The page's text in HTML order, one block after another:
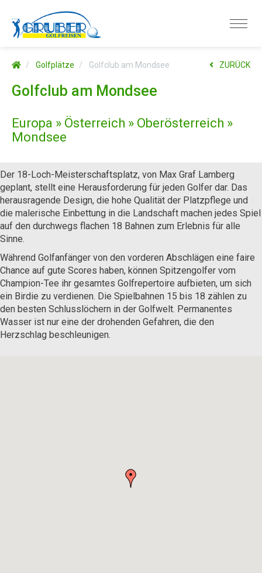
Golfplätze Golfclub am Mondsee ZURÜCK
Golfclub am Mondsee
Europa » Österreich » Oberösterreich »
Mondsee
Der 18-Loch-Meisterschaftsplatz, von Max Graf Lamberg
geplant, stellt eine Herausforderung für jeden Golfer dar. Das
herausragende Design, die hohe Qualität der Platzpflege und
die malerische Einbettung in die Landschaft machen jedes Spiel
auf den durchwegs flachen 18 Bahnen zum Erlebnis für alle
Sinne.
Während Golfanfänger von den vorderen Abschlägen eine faire
Chance auf gute Scores haben, können Spitzengolfer vom
Champion-Tee ihr gesamtes Golfrepertoire aufbieten, um sich
ein Birdie zu verdienen. Die Spielbahnen 15 bis 18 zählen zu
den besten Schlusslöchern in der Golfwelt. Permanentes
Wasser ist nur eine der drohenden Gefahren, die den
Herzschlag beschleunigen.